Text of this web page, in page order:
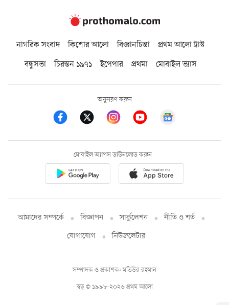
নাগরিক সংবাদ কিশোর আলো বিজ্ঞানচিন্তা
প্রথম আলো ট্রাস্ট
বন্ধুসভা
চিরন্তন ১৯৭১ ইপেপার প্রথমা মোবাইল ভ্যাস
অনুসরণ করুন
মোবাইল অ্যাপস ডাউনলোড করুন
আমাদের সম্পর্কে বিজ্ঞাপন সার্কুলেশন
নীতি ও শর্ত
যোগাযোগ
নিউজলেটার
স্বত্ব © ১৯৯৮-২০২৬ প্রথম আলো
সম্পাদক ও প্রকাশক: মতিউর রহমান